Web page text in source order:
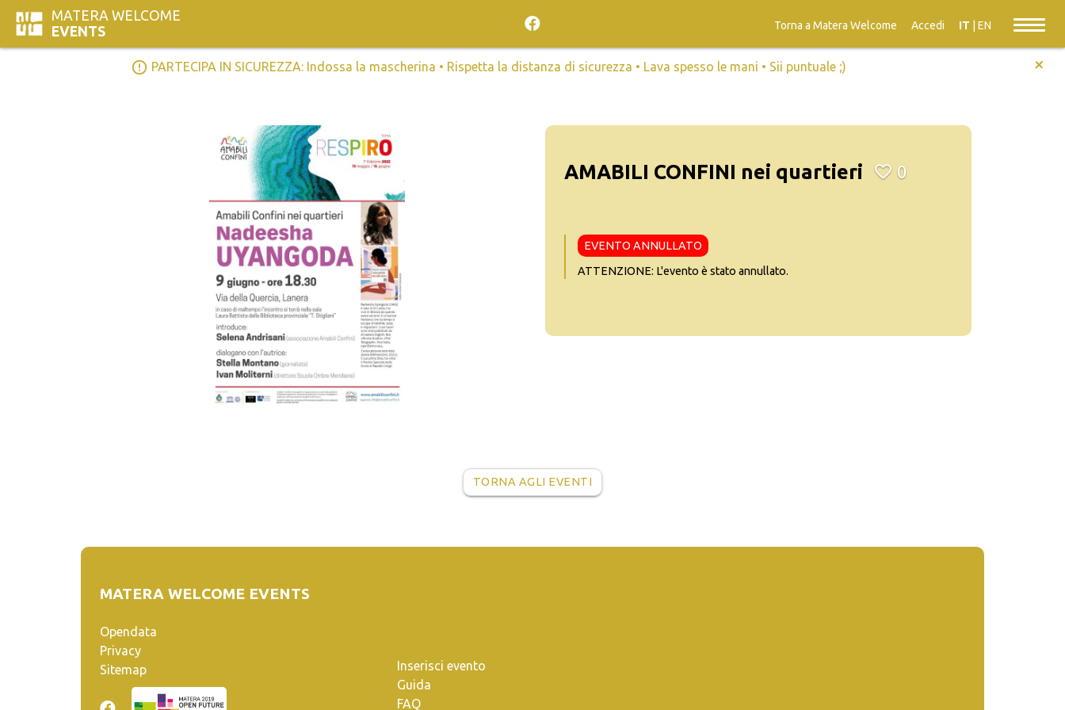
MATERA WELCOME
EVENTS
Torna a Matera Welcome Accedi IT EN
error_outline PARTECIPA IN SICUREZZA: Indossa la mascherina • Rispetta la distanza di sicurezza • Lava spesso le mani • Sii puntuale ;) +
AMABILI CONFINI nei quartieri 0
EVENTO ANNULLATO
ATTENZIONE: L'evento è stato annullato.
TORNA AGLI EVENTI
MATERA WELCOME EVENTS
Opendata
Privacy
Sitemap
Inserisci evento
Guida
FAQ